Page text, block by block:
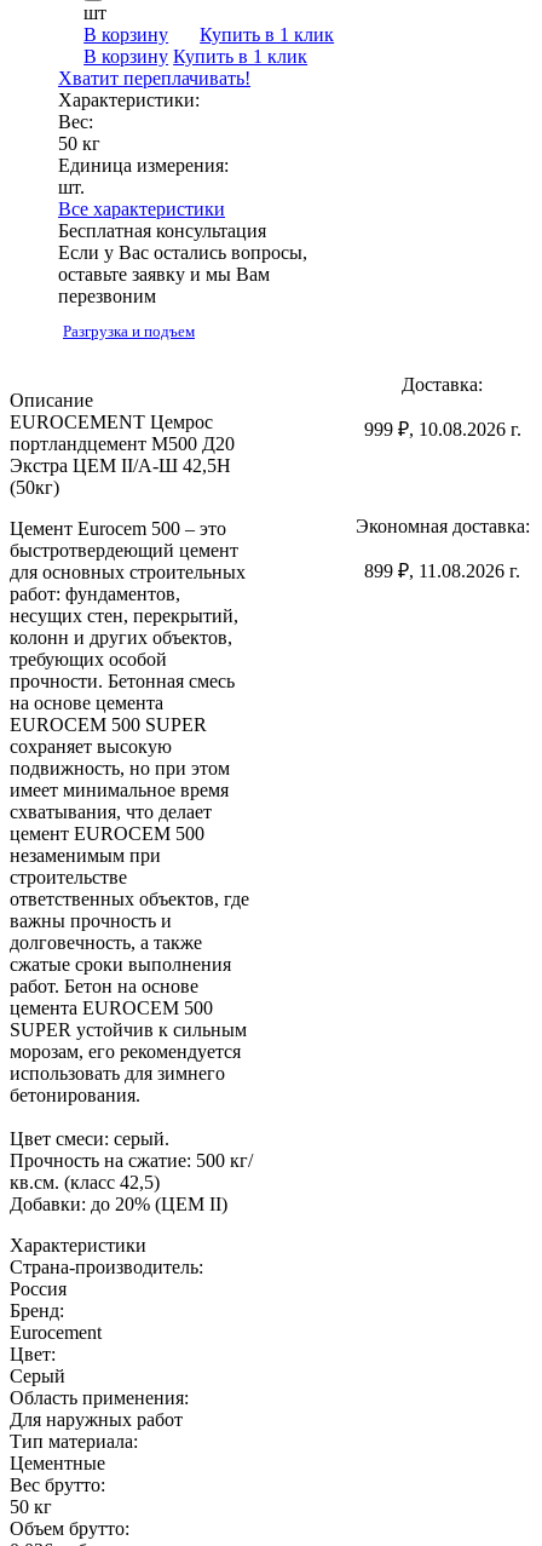
шт
В корзину
Купить в 1 клик
В корзину Купить в 1 клик
Хватит переплачивать!
Характеристики:
Вес:
50 кг
Единица измерения:
шт.
Все характеристики
Бесплатная консультация
Если у Вас остались вопросы,
оставьте заявку и мы Вам
перезвоним
Доставка:
999 ₽, 10.08.2026 г.
Экономная доставка:
899 ₽, 11.08.2026 г.
Разгрузка и подъем
Описание
EUROCEMENT Цемрос
портландцемент М500 Д20
Экстра ЦЕМ II/А-Ш 42,5Н
(50кг)
Цемент Eurocem 500 – это
быстротвердеющий цемент
для основных строительных
работ: фундаментов,
несущих стен, перекрытий,
колонн и других объектов,
требующих особой
прочности. Бетонная смесь
на основе цемента
EUROCEM 500 SUPER
сохраняет высокую
подвижность, но при этом
имеет минимальное время
схватывания, что делает
цемент EUROCEM 500
незаменимым при
строительстве
ответственных объектов, где
важны прочность и
долговечность, а также
сжатые сроки выполнения
работ. Бетон на основе
цемента EUROCEM 500
SUPER устойчив к сильным
морозам, его рекомендуется
использовать для зимнего
бетонирования.
Цвет смеси: серый.
Прочность на сжатие: 500 кг/
кв.см. (класс 42,5)
Добавки: до 20% (ЦЕМ II)
Характеристики
Страна-производитель:
Россия
Бренд:
Eurocement
Цвет:
Серый
Область применения:
Для наружных работ
Тип материала:
Цементные
Вес брутто:
50 кг
Объем брутто: